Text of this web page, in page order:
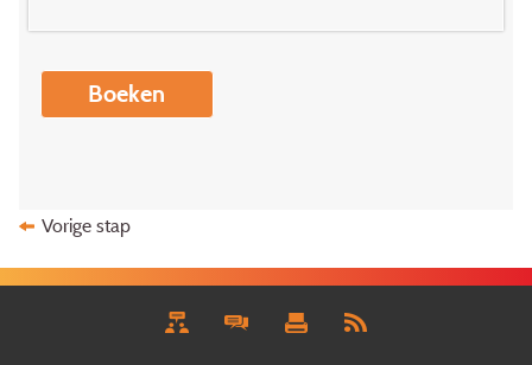
Boeken
Vorige stap